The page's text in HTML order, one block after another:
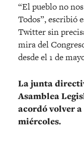
“El pueblo no
Todos”, escribió
Twitter sin
mira del
desde el 1 de
La junta
Asamblea
acordó volver
miércoles.